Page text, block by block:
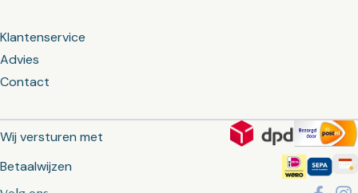
Klantenservice
Advies
Contact
Wij versturen met
Betaalwijzen